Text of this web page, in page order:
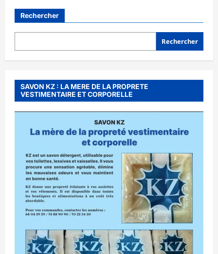
Rechercher
Rechercher
SAVON KZ : LA MERE DE LA PROPRETE
VESTIMENTAIRE ET CORPORELLE